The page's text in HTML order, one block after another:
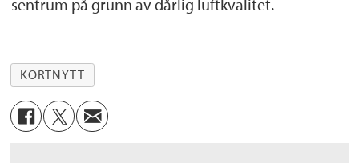
sentrum på grunn av dårlig luftkvalitet.
KORTNYTT